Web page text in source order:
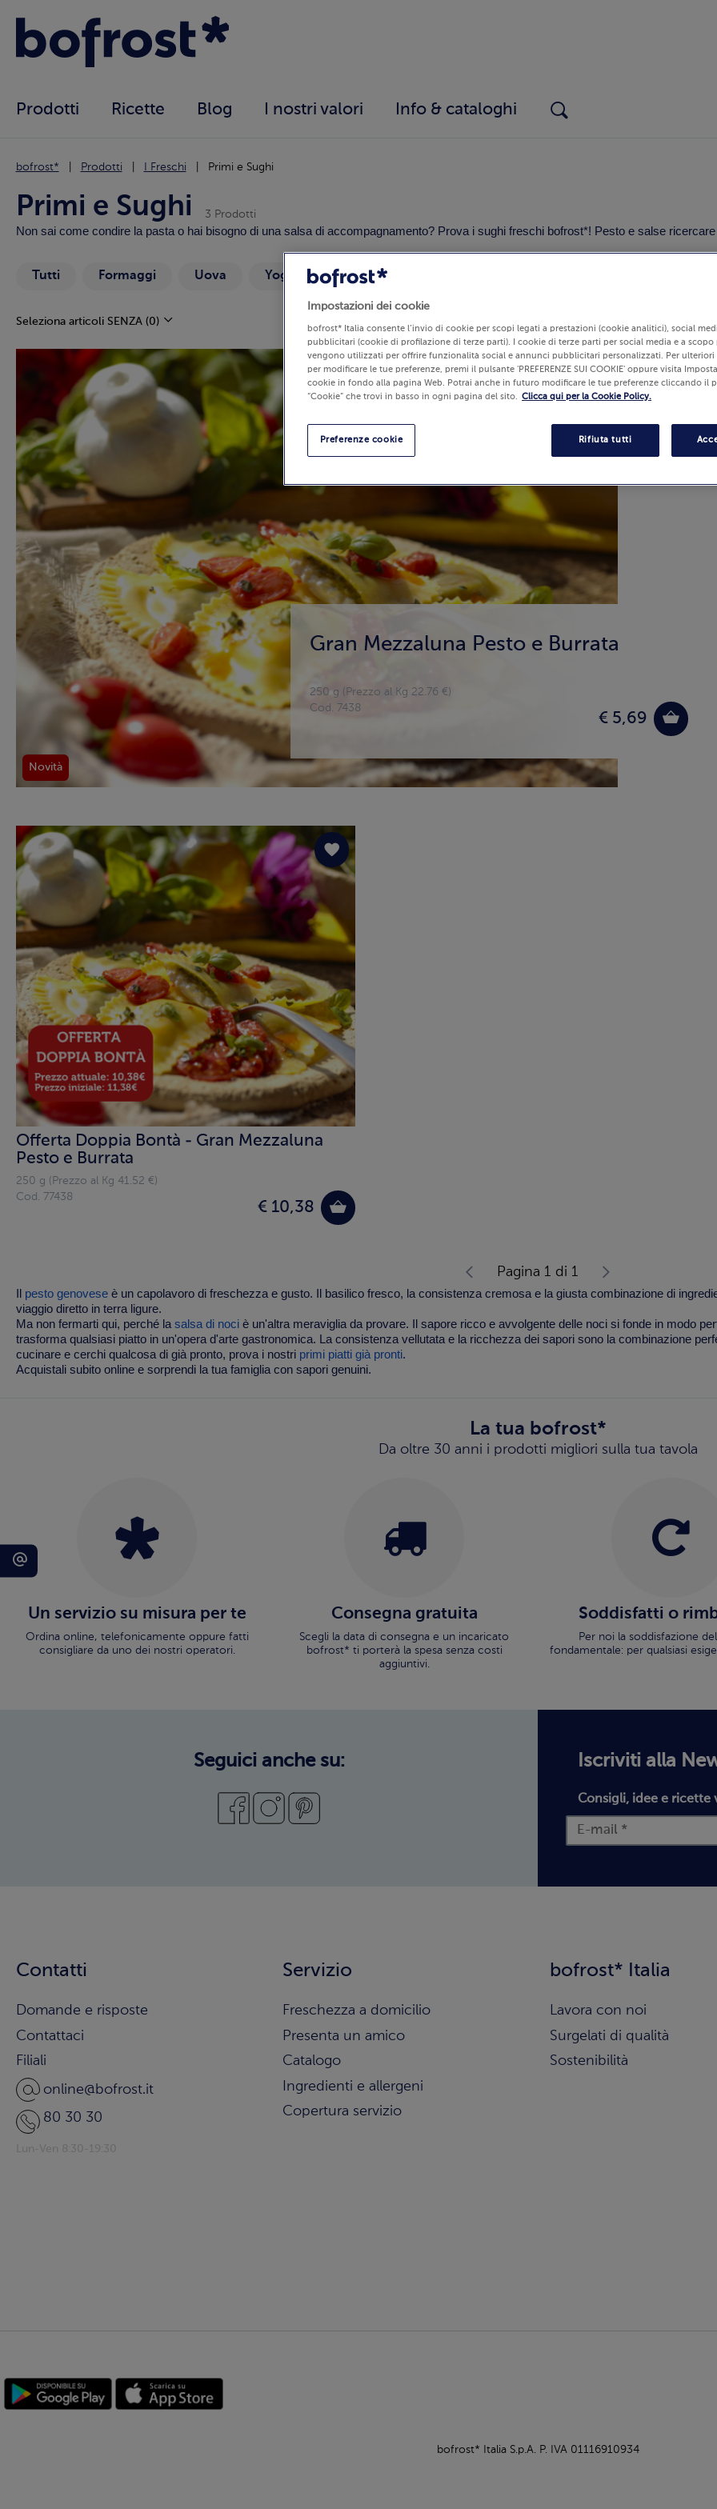
Prodotti Ricette Blog I nostri valori Info & cataloghi
bofrost* Prodotti I Freschi Primi e Sughi
Primi e Sughi 3 Prodotti
Non sai come condire la pasta o hai bisogno di una salsa di accompagnamento? Prova i sughi freschi bofrost*! Pesto e salse
Tutti Formaggi Uova Yogurt e dessert
Seleziona articoli SENZA (0)
Novità
Gran Mezzaluna Pesto e Burrata
250 g (Prezzo al Kg 22.76 €)
€ 5,69
Cod. 7438
Offerta Doppia Bontà - Gran Mezzaluna
Pesto e Burrata
250 g (Prezzo al Kg 41.52 €)
€ 10,38
Cod. 77438
Pagina 1 di 1
pesto genoveseè un capolavoro di freschezza e gusto. Il basilico fresco, la consistenza cremosa e la giusta combinazione di
viaggio diretto in terra ligure.
Ma non fermarti qui, perché lasalsa di nociè un'altra meraviglia da provare. Il sapore ricco e avvolgente delle noci si fonde in modo
trasforma qualsiasi piatto in un'opera d'arte gastronomica. La consistenza vellutata e la ricchezza dei sapori sono la combinazione
cucinare e cerchi qualcosa di già pronto, prova i nostri primi piatti già pronti.
Acquistali subito online e sorprendi la tua famiglia con sapori genuini.
La tua bofrost*
Da oltre 30 anni i prodotti migliori sulla tua tavola
Un servizio su misura per te
Ordina online, telefonicamente oppure fatti
consigliare da uno dei nostri operatori.
Consegna gratuita
Scegli la data di consegna e un incaricato
bofrost* ti porterà la spesa senza costi
aggiuntivi.
Soddisfatti o
Per noi la soddisfazione
fondamentale: per qualsiasi
Contatti
Domande e risposte
Contattaci
Filiali
online@bofrost.it
80 30 30
Servizio
Freschezza a domicilio
Presenta un amico
Catalogo
Ingredienti e allergeni
Copertura servizio
bofrost* Italia
Lavora con noi
Surgelati di qualità
Sostenibilità
Seguici anche su: Iscriviti alla
Consigli, idee e ricette
bofrost* Italia S.p.A. P. IVA 01116910934
Impostazioni dei cookie
bofrost* Italia consente l’invio di cookie per scopi legati a prestazioni (cookie analitici), social
pubblicitari (cookie di profilazione di terze parti). I cookie di terze parti per social media e a
vengono utilizzati per offrire funzionalità social e annunci pubblicitari personalizzati. Per
per modificare le tue preferenze, premi il pulsante 'PREFERENZE SUI COOKIE' oppure visita
cookie in fondo alla pagina Web. Potrai anche in futuro modificare le tue preferenze cliccando il
“Cookie” che trovi in basso in ogni pagina del sito. Clicca qui per la Cookie Policy.
Rifiuta tutti
Preferenze cookie